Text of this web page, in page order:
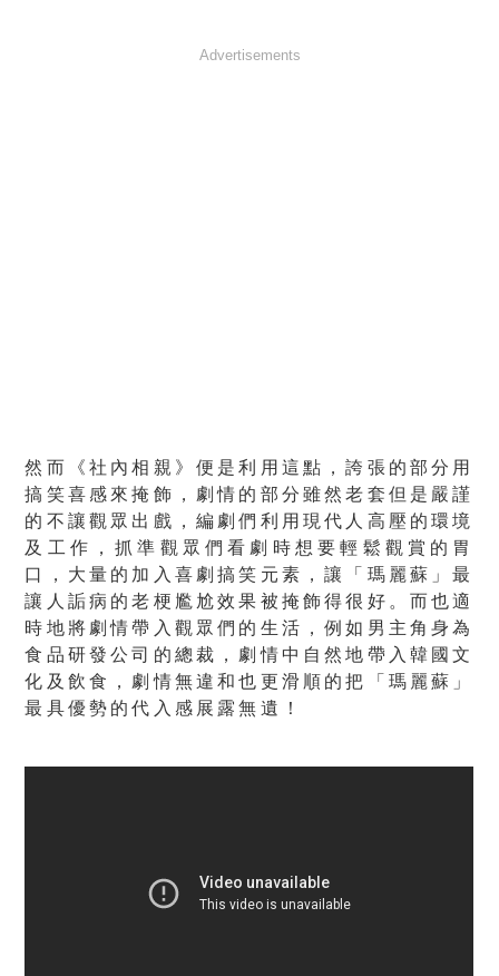
Advertisements
然而《社內相親》便是利用這點，誇張的部分用
搞笑喜感來掩飾，劇情的部分雖然老套但是嚴謹
的不讓觀眾出戲，編劇們利用現代人高壓的環境
及工作，抓準觀眾們看劇時想要輕鬆觀賞的胃
口，大量的加入喜劇搞笑元素，讓「瑪麗蘇」最
讓人詬病的老梗尷尬效果被掩飾得很好。而也適
時地將劇情帶入觀眾們的生活，例如男主角身為
食品研發公司的總裁，劇情中自然地帶入韓國文
化及飲食，劇情無違和也更滑順的把「瑪麗蘇」
最具優勢的代入感展露無遺！